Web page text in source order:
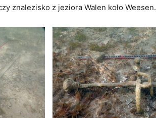
znalezisko z jeziora Walen koło Weesen.